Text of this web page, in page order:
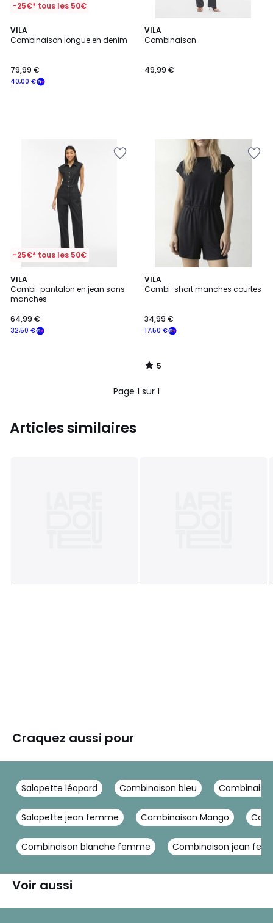
-25€* tous les 50€
VILA
Combinaison longue en denim
€
souscrivez
40,00 €
79,99 €
VILA
Combinaison
49,99 €
-25€* tous les 50€
VILA
Combi-pantalon en jean sans
manches
32,50 €
64,99 €
VILA
Combi-short manches courtes
17,50 €
34,99 €
5
/
5
/
Page 1 sur 1
Articles similaires
Craquez aussi pour
Salopette léopard Combinaison bleu
Salopette jean femme Combinaison Mango
Combinaison blanche femme Combinaison jean
Voir aussi